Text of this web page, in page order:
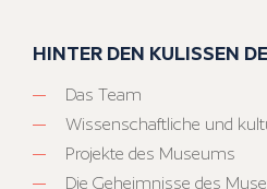
HINTER DEN KULISSEN
Das Team
Wissenschaftliche und
Projekte des Museums
Die Geheimnisse des